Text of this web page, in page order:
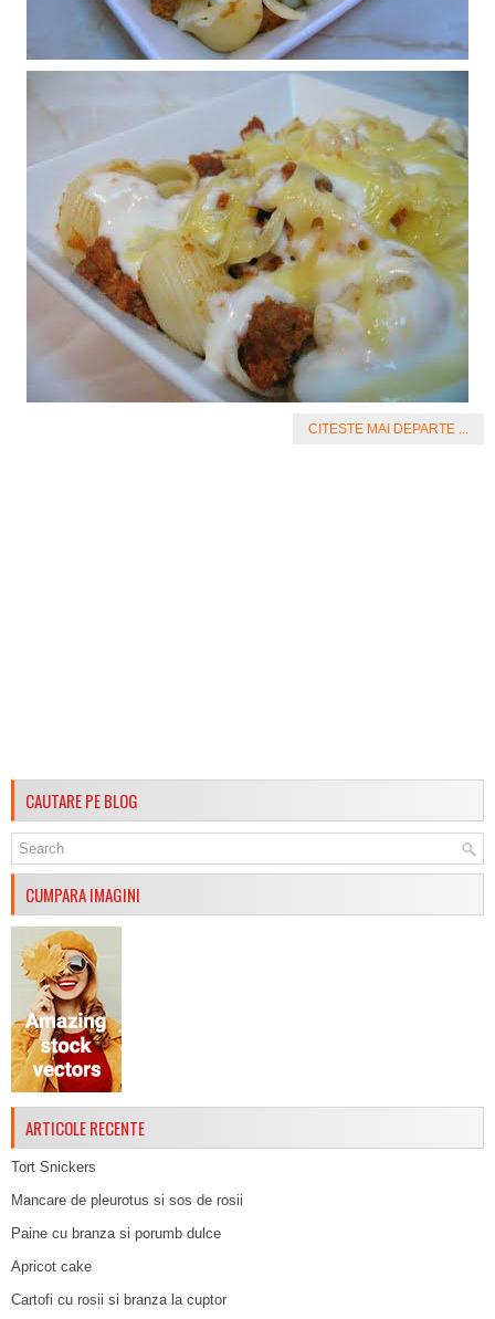
CITESTE MAI DEPARTE ...
CAUTARE PE BLOG
CUMPARA IMAGINI
ARTICOLE RECENTE
Tort Snickers
Mancare de pleurotus si sos de rosii
Paine cu branza si porumb dulce
Apricot cake
Cartofi cu rosii si branza la cuptor